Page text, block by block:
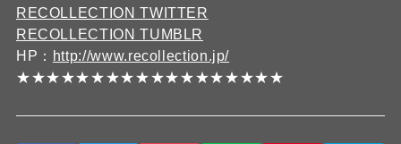
RECOLLECTION TWITTER
RECOLLECTION TUMBLR
HP： http://www.recollection.jp/
★★★★★★★★★★★★★★★★★★